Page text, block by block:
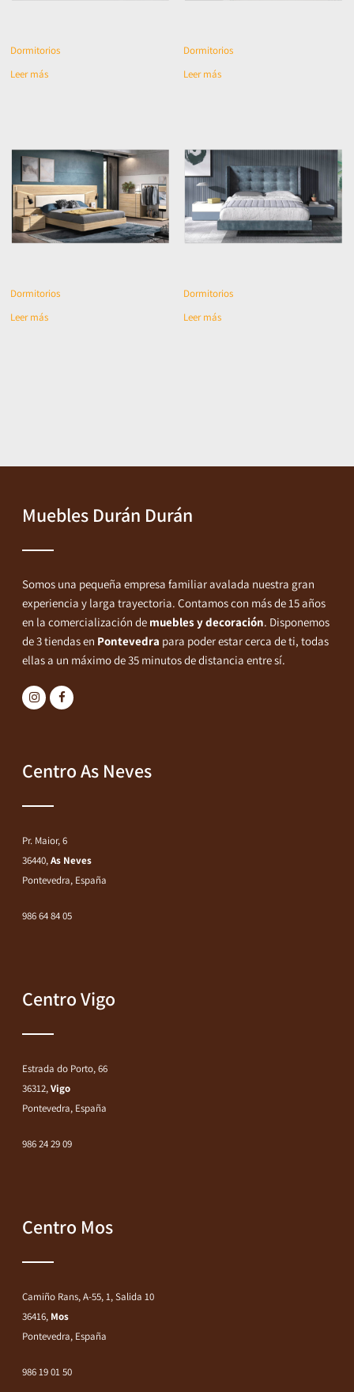
Dormitorios
Leer más
Dormitorios
Leer más
Dormitorios
Leer más
Dormitorios
Leer más
Muebles Durán Durán
Somos una pequeña empresa familiar avalada nuestra gran
experiencia y larga trayectoria. Contamos con más de 15 años
en la comercialización de muebles y decoración. Disponemos
de 3 tiendas en Pontevedra para poder estar cerca de ti, todas
ellas a un máximo de 35 minutos de distancia entre sí.
Centro As Neves
Pr. Maior, 6
36440,As Neves
Pontevedra, España
986 64 84 05
Centro Vigo
Estrada do Porto, 66
36312,Vigo
Pontevedra, España
986 24 29 09
Centro Mos
Camiño Rans, A-55, 1, Salida 10
36416, Mos
Pontevedra, España
986 19 01 50